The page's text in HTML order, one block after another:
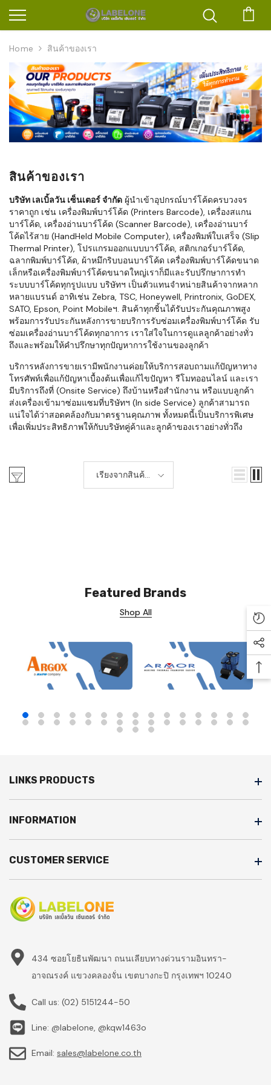
Home สินค้าของเรา
สินค้าของเรา
บริษัท เลเบิ้ลวัน เซ็นเตอร์ จำกัด ผู้นำเข้าอุปกรณ์บาร์โค้ดครบวงจร
ราคาถูก เช่น เครื่องพิมพ์บาร์โค้ด (Printers Barcode), เครื่องสแกน
บาร์โค้ด, เครื่องอ่านบาร์โค้ด (Scanner Barcode), เครื่องอ่านบาร์
โค้ดไร้สาย (HandHeld Mobile Computer), เครื่องพิมพ์ใบเสร็จ (Slip
Thermal Printer), โปรแกรมออกแบบบาร์โค้ด, สติกเกอร์บาร์โค้ด,
ฉลากพิมพ์บาร์โค้ด, ผ้าหมึกริบบอนบาร์โค้ด เครื่องพิมพ์บาร์โค้ดขนาด
เล็กหรือเครื่องพิมพ์บาร์โค้ดขนาดใหญ่เราก็มีและรับปรึกษาการทำ
ระบบบาร์โค้ดทุกรูปแบบ บริษัทฯ เป็นตัวแทนจำหน่ายสินค้าจากหลาก
หลายแบรนด์ อาทิเช่น Zebra, TSC, Honeywell, Printronix, GoDEX,
SATO, Epson, Point Mobileฯ. สินค้าทุกชิ้นได้รับประกันคุณภาพสูง
พร้อมการรับประกันหลังการขายบริการรับซ่อมเครื่องพิมพ์บาร์โค้ด รับ
ซ่อมเครื่องอ่านบาร์โค้ดทุกอาการ เราใส่ใจในการดูแลลูกค้าอย่างทั่ว
ถึงและพร้อมให้คำปรึกษาทุกปัญหาการใช้งานของลูกค้า
บริการหลังการขายเรามีพนักงานค่อยให้บริการสอบถามแก้ปัญหาทาง
โทรศัพท์เพื่อแก้ปัญหาเบื้องต้นเพื่อแก้ไขปัญหา รีโมทออนไลน์ และเรา
มีบริการถึงที่ (Onsite Service) ถึงบ้านหรือสำนักงาน หรือแบบลูกค้า
ส่งเครื่องเข้ามาซ่อมแซมที่บริษัทฯ (In side Service) ลูกค้าสามารถ
แน่ใจได้ว่าสอดคล้องกับมาตรฐานคุณภาพ ทั้งหมดนี้เป็นบริการพิเศษ
เพื่อเพิ่มประสิทธิภาพให้กับบริษัทคู่ค้าและลูกค้าของเราอย่างทั่วถึง
เรียงจากสินค้า
ใหม่-เก่า
Featured Brands
Shop All
LINKS PRODUCTS
INFORMATION
CUSTOMER SERVICE
434 ซอยโยธินพัฒนา ถนนเลียบทางด่วนรามอินทรา-
อาจณรงค์ แขวงคลองจั่น เขตบางกะปิ กรุงเทพฯ 10240
Call us: (02) 5151244-50
Line: @labelone, @kqw1463o
Email: sales@labelone.co.th